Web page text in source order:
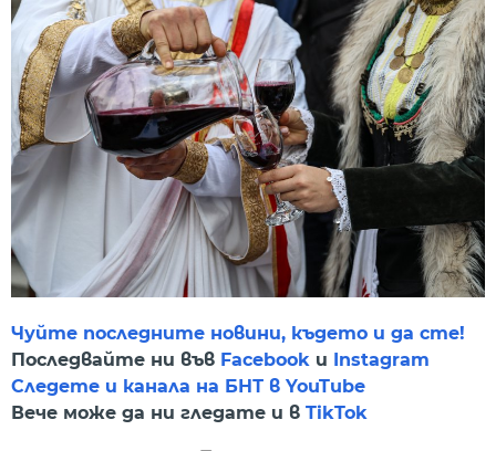
Чуйте последните новини, където и да сте!
Последвайте ни във Facebook и
Instagram
Следете и канала на БНТ в YouTube
Вече може да ни гледате и в TikTok